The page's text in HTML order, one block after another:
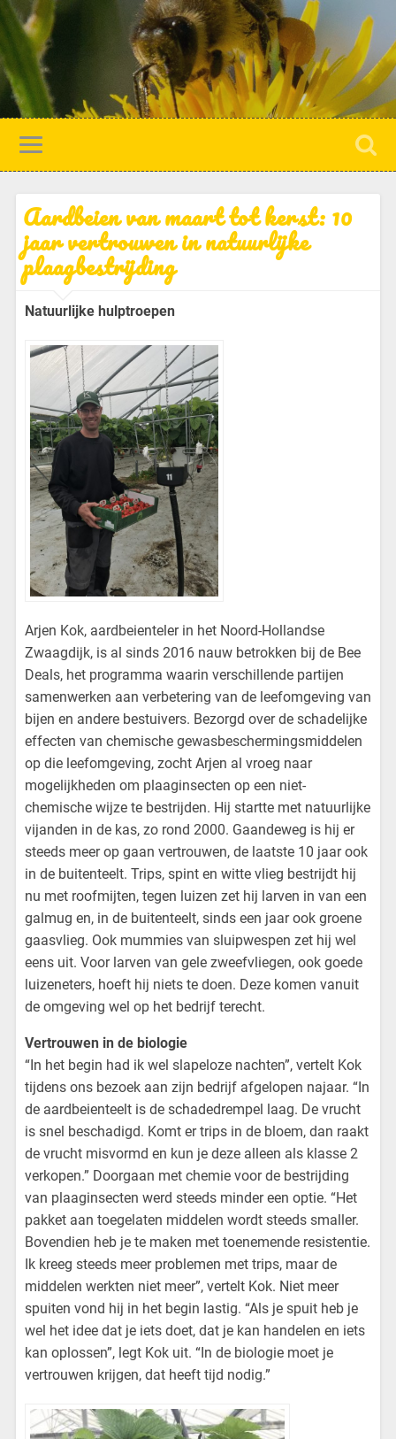
Aardbeien van maart tot kerst: 10
jaar vertrouwen in natuurlijke
plaagbestrijding
Natuurlijke hulptroepen
Arjen Kok, aardbeienteler in het Noord-Hollandse
Zwaagdijk, is al sinds 2016 nauw betrokken bij de Bee
Deals, het programma waarin verschillende partijen
samenwerken aan verbetering van de leefomgeving van
bijen en andere bestuivers. Bezorgd over de schadelijke
effecten van chemische gewasbeschermingsmiddelen
op die leefomgeving, zocht Arjen al vroeg naar
mogelijkheden om plaaginsecten op een niet-
chemische wijze te bestrijden. Hij startte met natuurlijke
vijanden in de kas, zo rond 2000. Gaandeweg is hij er
steeds meer op gaan vertrouwen, de laatste 10 jaar ook
in de buitenteelt. Trips, spint en witte vlieg bestrijdt hij
nu met roofmijten, tegen luizen zet hij larven in van een
galmug en, in de buitenteelt, sinds een jaar ook groene
gaasvlieg. Ook mummies van sluipwespen zet hij wel
eens uit. Voor larven van gele zweefvliegen, ook goede
luizeneters, hoeft hij niets te doen. Deze komen vanuit
de omgeving wel op het bedrijf terecht.
Vertrouwen in de biologie
“In het begin had ik wel slapeloze nachten”, vertelt Kok
tijdens ons bezoek aan zijn bedrijf afgelopen najaar. “In
de aardbeienteelt is de schadedrempel laag. De vrucht
is snel beschadigd. Komt er trips in de bloem, dan raakt
de vrucht misvormd en kun je deze alleen als klasse 2
verkopen.” Doorgaan met chemie voor de bestrijding
van plaaginsecten werd steeds minder een optie. “Het
pakket aan toegelaten middelen wordt steeds smaller.
Bovendien heb je te maken met toenemende resistentie.
Ik kreeg steeds meer problemen met trips, maar de
middelen werkten niet meer”, vertelt Kok. Niet meer
spuiten vond hij in het begin lastig. “Als je spuit heb je
wel het idee dat je iets doet, dat je kan handelen en iets
kan oplossen”, legt Kok uit. “In de biologie moet je
vertrouwen krijgen, dat heeft tijd nodig.”